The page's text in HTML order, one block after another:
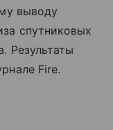
выводу
спутниковых
Результаты
Fire.